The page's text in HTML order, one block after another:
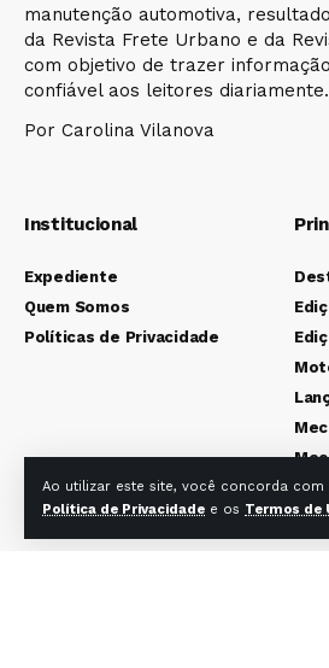
Ao utilizar este site, você concorda com
Política de Privacidade e os Termos de
manutenção automotiva,
da Revista Frete Urbano e da
com objetivo de trazer
confiável aos leitores diariamente.
Por Carolina Vilanova
Institucional
Expediente
Quem Somos
Políticas de Privacidade